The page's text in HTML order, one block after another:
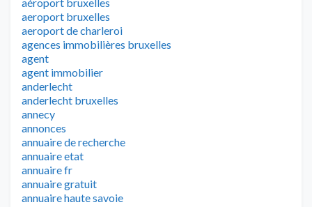
aeroport bruxelles
aeroport de charleroi
agences immobilières bruxelles
agent
agent immobilier
anderlecht
anderlecht bruxelles
annecy
annonces
annuaire de recherche
annuaire etat
annuaire fr
annuaire gratuit
annuaire haute savoie